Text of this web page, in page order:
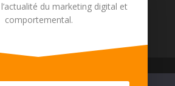
du marketing digital et
comportemental.